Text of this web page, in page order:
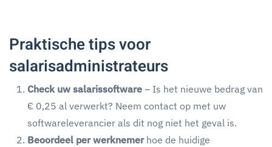
Praktische tips voor
salarisadministrateurs
Check uw salarissoftware – Is het nieuwe bedrag van
€ 0,25 al verwerkt? Neem contact op met uw
softwareleverancier als dit nog niet het geval is.
Beoordeel per werknemerhoe de huidige